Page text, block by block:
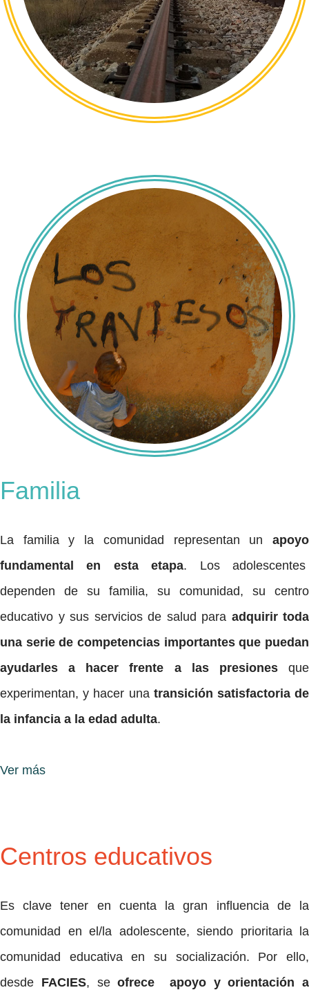
Familia
La familia y la comunidad representan un apoyo
fundamental en esta etapa. Los adolescentes
dependen de su familia, su comunidad, su centro
educativo y sus servicios de salud para adquirir toda
una serie de competencias importantes que puedan
ayudarles a hacer frente a las presionesque
experimentan, y hacer una transición satisfactoria de
la infancia a la edad adulta.
Ver más
Centros educativos
Es clave tener en cuenta la gran influencia de la
comunidad en el/la adolescente, siendo prioritaria la
comunidad educativa en su socialización. Por ello,
desde FACIES, seofrece apoyo y orientación a